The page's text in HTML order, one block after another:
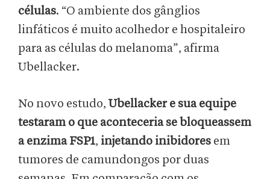
células. “O ambiente dos gânglios
linfáticos é muito acolhedor e hospitaleiro
para as células do melanoma”, afirma
Ubellacker.
No novo estudo, Ubellacker e sua equipe
testaram o que aconteceria se bloqueassem
a enzima FSP1, injetando inibidores em
tumores de camundongos por duas